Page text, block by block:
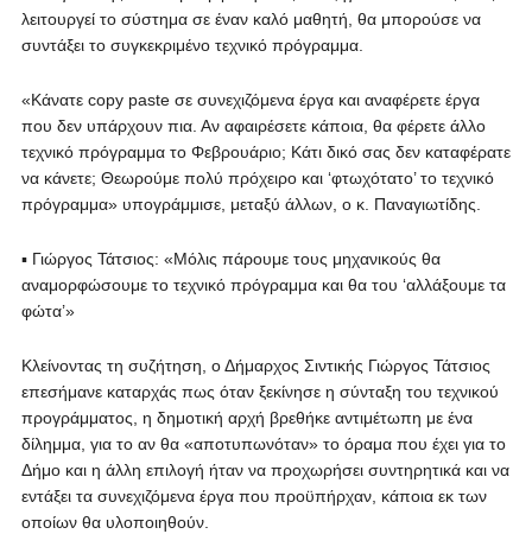
λειτουργεί το σύστημα σε έναν καλό μαθητή, θα μπορούσε να
συντάξει το συγκεκριμένο τεχνικό πρόγραμμα.
«Κάνατε copy paste σε συνεχιζόμενα έργα και αναφέρετε έργα
που δεν υπάρχουν πια. Αν αφαιρέσετε κάποια, θα φέρετε άλλο
τεχνικό πρόγραμμα το Φεβρουάριο; Κάτι δικό σας δεν καταφέρατε
να κάνετε; Θεωρούμε πολύ πρόχειρο και ‘φτωχότατο’ το τεχνικό
πρόγραμμα» υπογράμμισε, μεταξύ άλλων, ο κ. Παναγιωτίδης.
▪ Γιώργος Τάτσιος: «Μόλις πάρουμε τους μηχανικούς θα
αναμορφώσουμε το τεχνικό πρόγραμμα και θα του ‘αλλάξουμε τα
φώτα’»
Κλείνοντας τη συζήτηση, ο Δήμαρχος Σιντικής Γιώργος Τάτσιος
επεσήμανε καταρχάς πως όταν ξεκίνησε η σύνταξη του τεχνικού
προγράμματος, η δημοτική αρχή βρεθήκε αντιμέτωπη με ένα
δίλημμα, για το αν θα «αποτυπωνόταν» το όραμα που έχει για το
Δήμο και η άλλη επιλογή ήταν να προχωρήσει συντηρητικά και να
εντάξει τα συνεχιζόμενα έργα που προϋπήρχαν, κάποια εκ των
οποίων θα υλοποιηθούν.